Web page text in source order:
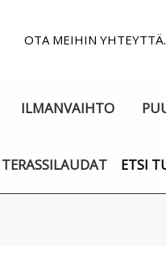
OTA MEIHIN YHTEYTTÄ.
ILMANVAIHTO
TERASSILAUDAT ETSI